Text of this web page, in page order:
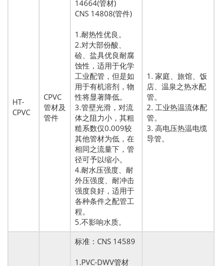
HT-
CPVC
CPVC
管材及
管件
14664(管材)
CNS 14808(管件)
1.耐热性优良。
2.对大部份酸、
硷、盐具优良耐腐
蚀性，适用于化学
工业配管，但是如
用于有机溶剂，物
性将显著降低。
3.管壁光滑，对流
体之阻力小，其粗
糙系数仅0.009较
其他管材为低，在
相同之流量下，管
径可予以缩小。
4.耐水压强度、耐
外压强度、耐冲击
强度良好，适用于
各种条件之配管工
程。
5.不影响水质。
1. 家庭、旅馆、饭
店、温泉之热水配
管。
2. 工业热温流体配
管。
3. 高电压热温电缆
导管。
标准：CNS 14589
1.PVC-DWV管材